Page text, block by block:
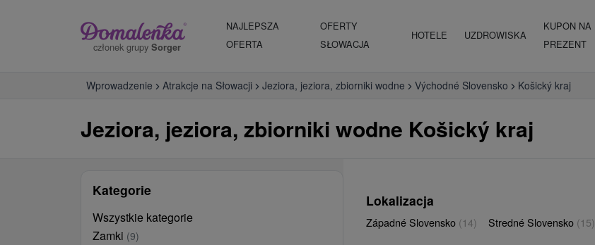
członek grupy Sorger
NAJLEPSZA
OFERTA
OFERTY
SŁOWACJA
HOTELE UZDROWISKA
KUPON NA
PREZENT
Wprowadzenie Atrakcje na Słowacji Jeziora, jeziora, zbiorniki wodne Východné Slovensko Košický kraj
Jeziora, jeziora, zbiorniki wodne Košický kraj
Kategorie
Wszystkie kategorie
Zamki (9)
Lokalizacja
Západné Slovensko (14) Stredné Slovensko (15)